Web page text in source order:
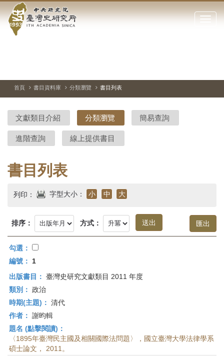
到中
央
院-
臺
灣
史
研
究
首
頁
點
閉
站
停、
圖
圖
結
首頁 書目資料庫 分類瀏覽 書目列表
文獻類目介紹 分類瀏覽 簡易查詢
進階查詢 線上提供書目
書目列表
列印： 字型大小： 小 中 大
排序： 方式：
勾選：
編號：
1
出版書目： 臺灣史研究文獻類目 2011 年度
類別： 政治
時期(主題)： 清代
作者： 謝昀輯
題名 (點擊閱讀)：
〈1895年臺灣民主國及相關國際法問題〉，國立臺灣大學法律學系
碩士論文， 2011。